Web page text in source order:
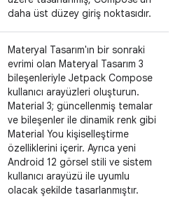
daha üst düzey giriş noktasıdır.
Materyal Tasarım'ın bir sonraki
evrimi olan Materyal Tasarım 3
bileşenleriyle Jetpack Compose
kullanıcı arayüzleri oluşturun.
Material 3; güncellenmiş temalar
ve bileşenler ile dinamik renk gibi
Material You kişiselleştirme
özelliklerini içerir. Ayrıca yeni
Android 12 görsel stili ve sistem
kullanıcı arayüzü ile uyumlu
olacak şekilde tasarlanmıştır.